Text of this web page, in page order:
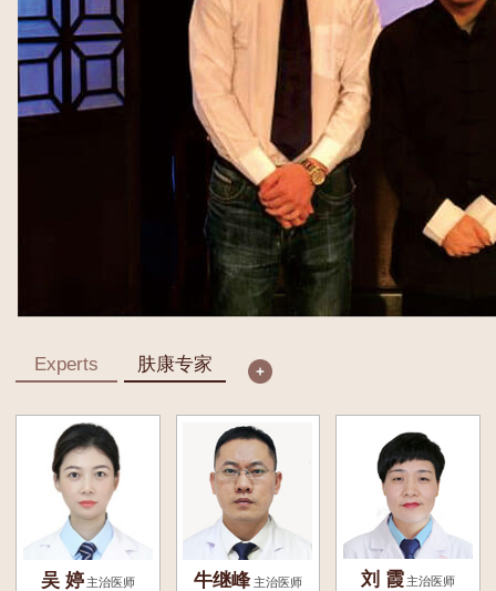
Experts 肤康专家
吴 婷 主治医师 牛继峰 主治医师 刘 霞 主治医师